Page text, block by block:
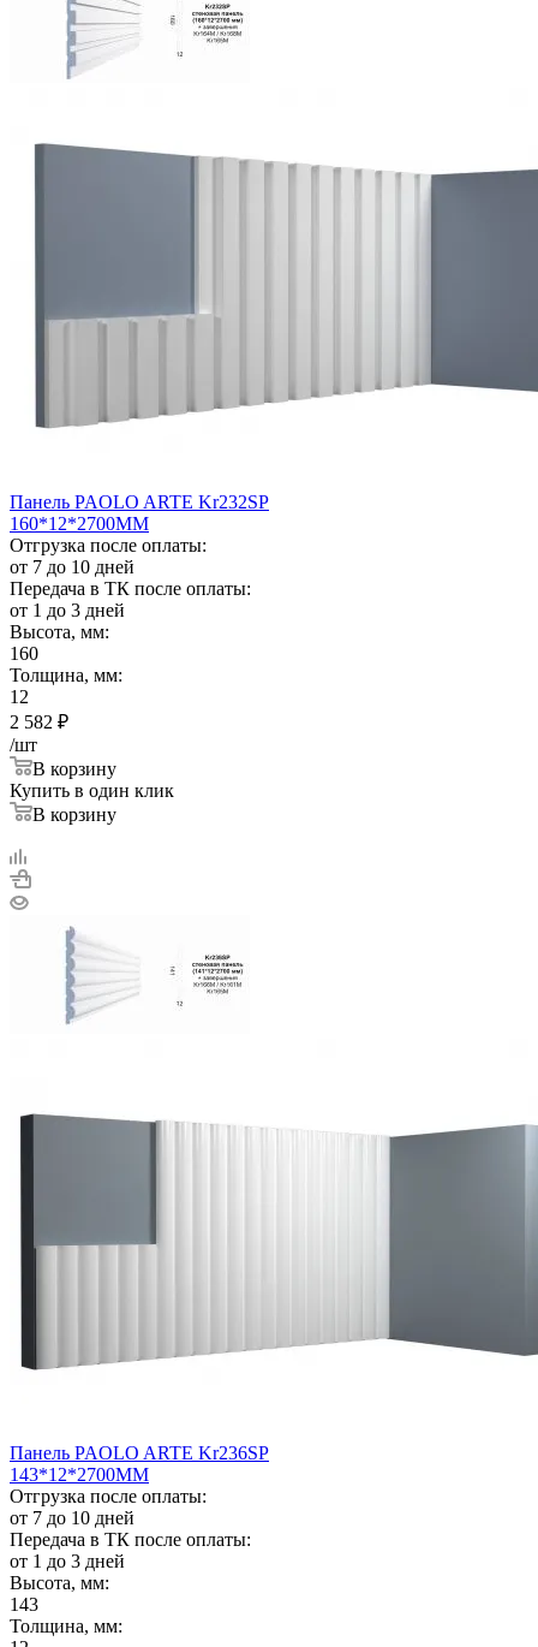
Панель PAOLO ARTE Kr232SP
160*12*2700ММ
Отгрузка после оплаты:
от 7 до 10 дней
Передача в ТК после оплаты:
от 1 до 3 дней
Высота, мм:
160
Толщина, мм:
12
2 582 ₽
/шт
В корзину
Купить в один клик
В корзину
Панель PAOLO ARTE Kr236SP
143*12*2700ММ
Отгрузка после оплаты:
от 7 до 10 дней
Передача в ТК после оплаты:
от 1 до 3 дней
Высота, мм:
143
Толщина, мм: